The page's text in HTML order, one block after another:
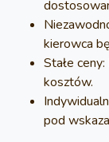
kierowca
Stałe ceny:
kosztów.
pod